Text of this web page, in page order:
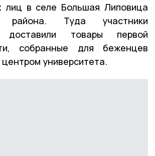
лиц в селе Большая Липовица
района. Туда участники
доставили товары первой
собранные для беженцев
университета.